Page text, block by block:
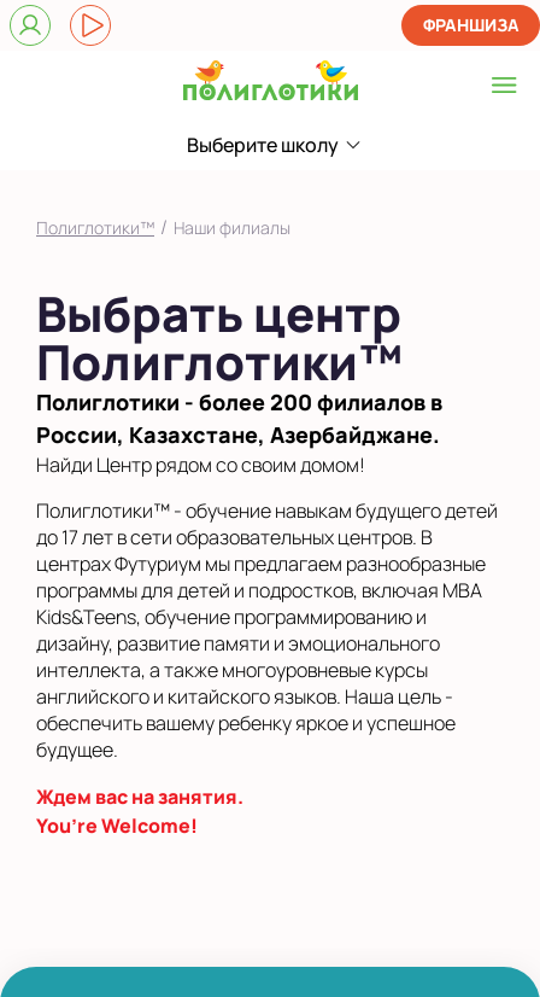
Выберите школу
Выберите школу
ФРАНШИЗА
Полиглотики™ / Наши филиалы
Выбрать центр
Полиглотики™
Полиглотики - более 200 филиалов в
России, Казахстане, Азербайджане.
Найди Центр рядом со своим домом!
Полиглотики™ - обучение навыкам будущего детей
до 17 лет в сети образовательных центров. В
центрах Футуриум мы предлагаем разнообразные
программы для детей и подростков, включая MBA
Kids&Teens, обучение программированию и
дизайну, развитие памяти и эмоционального
интеллекта, а также многоуровневые курсы
английского и китайского языков. Наша цель -
обеспечить вашему ребенку яркое и успешное
будущее.
Ждем вас на занятия.
You’re Welcome!